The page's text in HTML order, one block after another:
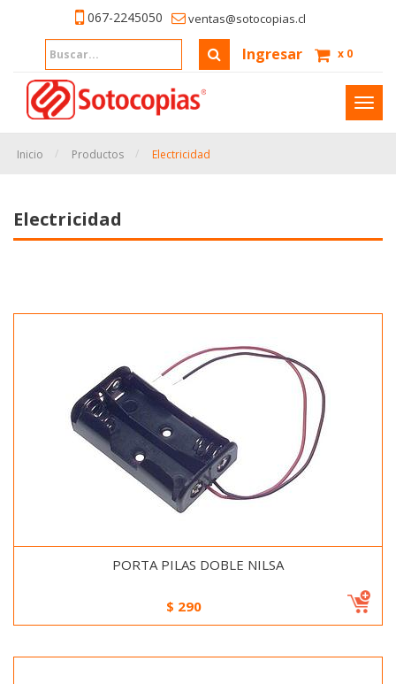
067-2245050 ventas@sotocopias.cl
Ingresar x 0
Inicio Productos Electricidad
Electricidad
PORTA PILAS DOBLE NILSA
$ 290